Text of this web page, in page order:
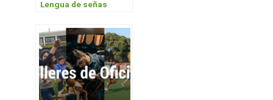
Lengua de señas